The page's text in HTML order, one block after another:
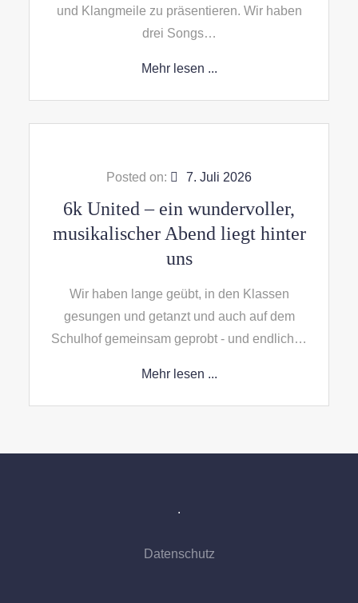
und Klangmeile zu präsentieren. Wir haben
drei Songs…
Mehr lesen ...
Posted on: 7. Juli 2026
6k United – ein wundervoller,
musikalischer Abend liegt hinter
uns
Wir haben lange geübt, in den Klassen
gesungen und getanzt und auch auf dem
Schulhof gemeinsam geprobt - und endlich…
Mehr lesen ...
.
Datenschutz